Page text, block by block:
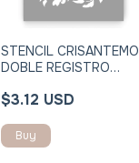
STENCIL CRISANTEMO
DOBLE REGISTRO
$3.12 USD
Buy